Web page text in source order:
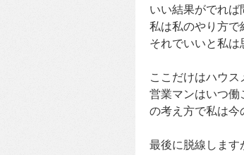
いい結果がでれば
私は私のやり方で
それでいいと私は
ここだけはハウ
営業マンはいつ働
の考え方で私は今
最後に脱線します